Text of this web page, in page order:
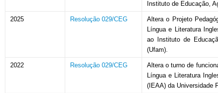
Instituto de Educação,
2025 Resolução 029/CEG
Altera o Projeto
Língua e Literatura
ao Instituto de
(Ufam).
2022 Resolução 029/CEG
Altera o turno de
Língua e Literatura
(IEAA) da Universidade